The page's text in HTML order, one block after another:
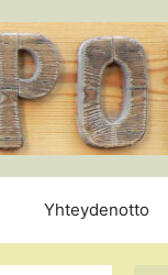
Yhteydenotto